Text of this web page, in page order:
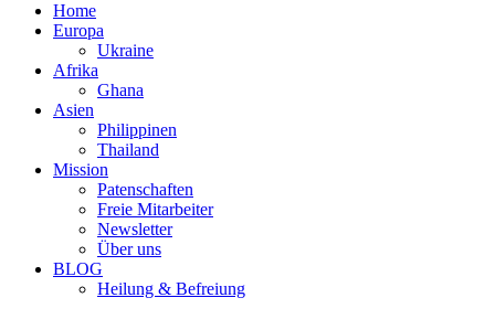
Home
Europa
Ukraine
Afrika
Ghana
Asien
Philippinen
Thailand
Mission
Patenschaften
Freie Mitarbeiter
Newsletter
Über uns
BLOG
Heilung & Befreiung